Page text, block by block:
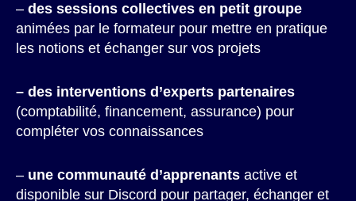
– des sessions collectives en petit groupe
animées par le formateur pour mettre en pratique
les notions et échanger sur vos projets
– des interventions d’experts partenaires
(comptabilité, financement, assurance) pour
compléter vos connaissances
– une communauté d’apprenants active et
disponible sur Discord pour partager, échanger et